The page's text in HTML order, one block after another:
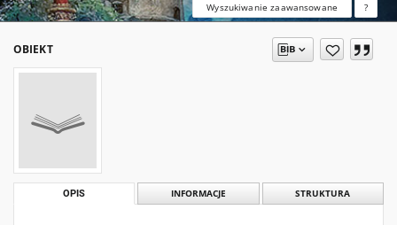
Wyszukiwanie zaawansowane ?
OBIEKT
OPIS INFORMACJE STRUKTURA